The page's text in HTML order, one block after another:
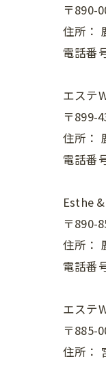
〒890-
住所：
電話番
エステ
〒899-
住所：
電話番
Esthe
〒890-
住所：
電話番
エステ
〒885-
住所：